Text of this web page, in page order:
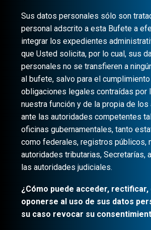
Sus datos personales sólo son
personal adscrito a esta Bufete a
integrar los expedientes
que Usted solicita, por lo cual, sus
personales no se transfieren a
al bufete, salvo para el
obligaciones legales contraídas por
nuestra función y de la propia de
ante las autoridades competentes
oficinas gubernamentales, tanto
como federales, registros públicos,
autoridades tributarias, Secretarías,
las autoridades judiciales.
¿Cómo puede acceder, rectificar,
oponerse al uso de sus datos
su caso revocar su